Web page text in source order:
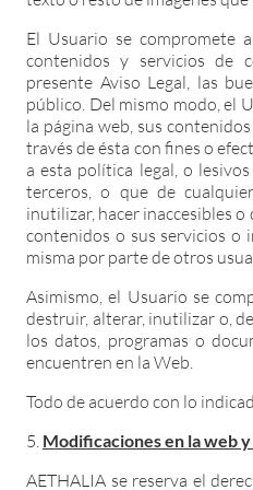
El Usuario se compromete
contenidos y servicios de
presente Aviso Legal, las
público. Del mismo modo, el
la página web, sus
través de ésta con fines o
a esta política legal, o
terceros, o que de
inutilizar, hacer inaccesibles
contenidos o sus servicios o
misma por parte de otros
Asimismo, el Usuario se
destruir, alterar, inutilizar o,
los datos, programas o
encuentren en la Web.
Todo de acuerdo con lo
Modificaciones en la web
AETHALIA se reserva el